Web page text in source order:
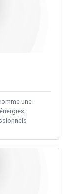
une